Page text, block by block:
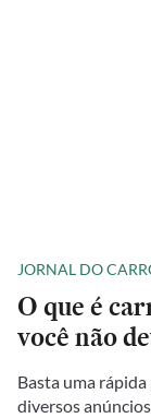
JORNAL DO
O que é
você não
Basta uma
diversos